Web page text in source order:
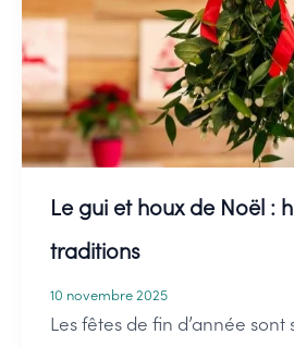
votre
centre
de
table
de
Noël
Le gui et houx de Noël :
traditions
10 novembre 2025
Les fêtes de fin d’année sont